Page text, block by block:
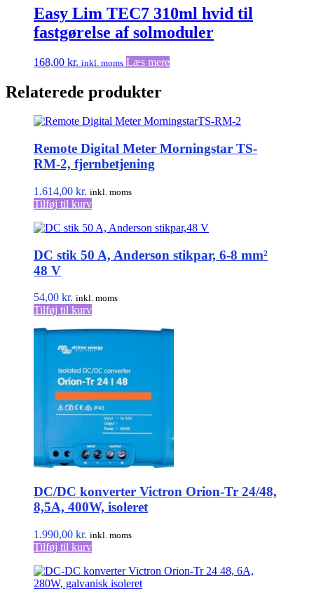
Easy Lim TEC7 310ml hvid til
fastgørelse af solmoduler
168,00 kr. inkl. moms Læs mere
Relaterede produkter
Remote Digital Meter Morningstar TS-
RM-2, fjernbetjening
1.614,00 kr. inkl. moms
Tilføj til kurv
DC stik 50 A, Anderson stikpar, 6-8 mm²
48 V
54,00 kr. inkl. moms
Tilføj til kurv
DC/DC konverter Victron Orion-Tr 24/48,
8,5A, 400W, isoleret
1.990,00 kr. inkl. moms
Tilføj til kurv